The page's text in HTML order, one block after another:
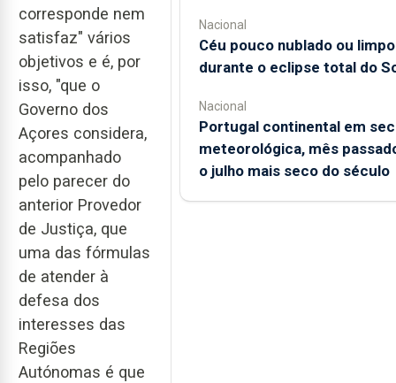
corresponde nem
satisfaz" vários
objetivos e é, por
isso, "que o
Governo dos
Açores considera,
acompanhado
pelo parecer do
anterior Provedor
de Justiça, que
uma das fórmulas
de atender à
defesa dos
interesses das
Regiões
Autónomas é que
Nacional
Céu pouco nublado ou limpo
durante o eclipse total do
Nacional
Portugal continental em
meteorológica, mês
o julho mais seco do século